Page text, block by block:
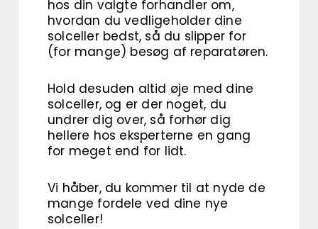
hos din valgte forhandler om,
hvordan du vedligeholder dine
solceller bedst, så du slipper for
(for mange) besøg af reparatøren.
Hold desuden altid øje med dine
solceller, og er der noget, du
undrer dig over, så forhør dig
hellere hos eksperterne en gang
for meget end for lidt.
Vi håber, du kommer til at nyde de
mange fordele ved dine nye
solceller!